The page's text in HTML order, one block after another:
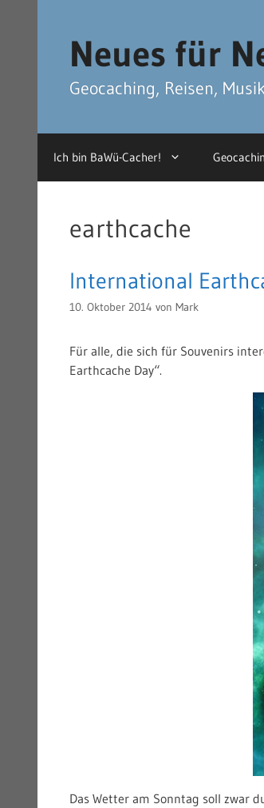
Neues für
Geocaching, Reisen,
Ich bin BaWü-Cacher!
earthcache
International
10. Oktober 2014 von Mark
Für alle, die sich für Souvenirs
Earthcache Day“.
Das Wetter am Sonntag soll zwar